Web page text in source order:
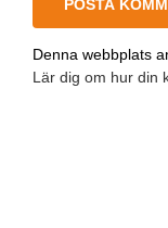
Denna webbplats
Lär dig om hur din